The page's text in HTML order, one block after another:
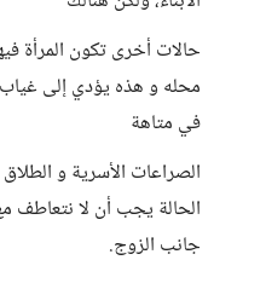
حالات أخرى تكون المرأة
محله و هذه يؤدي إلى
في متاهة
الصراعات الأسرية و الطلاق
الحالة يجب أن لا
جانب الزوج.